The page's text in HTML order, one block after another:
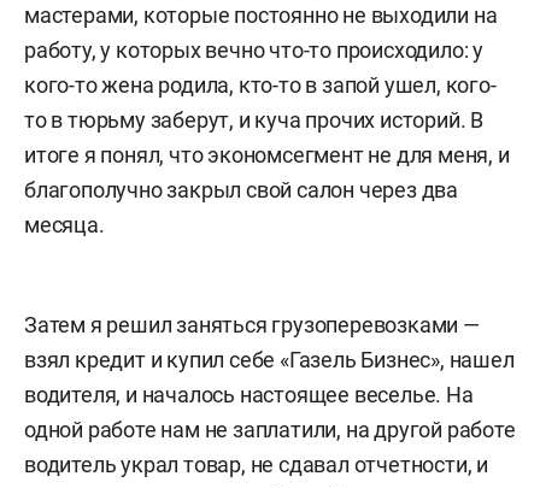
мастерами, которые постоянно не выходили на
работу, у которых вечно что-то происходило: у
кого-то жена родила, кто-то в запой ушел, кого-
то в тюрьму заберут, и куча прочих историй. В
итоге я понял, что экономсегмент не для меня, и
благополучно закрыл свой салон через два
месяца.
Затем я решил заняться грузоперевозками —
взял кредит и купил себе «Газель Бизнес», нашел
водителя, и началось настоящее веселье. На
одной работе нам не заплатили, на другой работе
водитель украл товар, не сдавал отчетности, и